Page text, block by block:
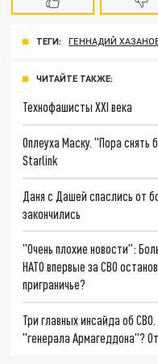
ТЕГИ: ГЕННАДИЙ
ЧИТАЙТЕ ТАКЖЕ:
Технофашисты XXI века
Оплеуха Маску. "Пора снять
Starlink
Даня с Дашей спаслись от
закончились
"Очень плохие новости":
НАТО впервые за СВО
приграничье?
Три главных инсайда об
"генерала Армагеддона"?